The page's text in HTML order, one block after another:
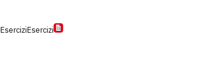
EserciziEsercizi